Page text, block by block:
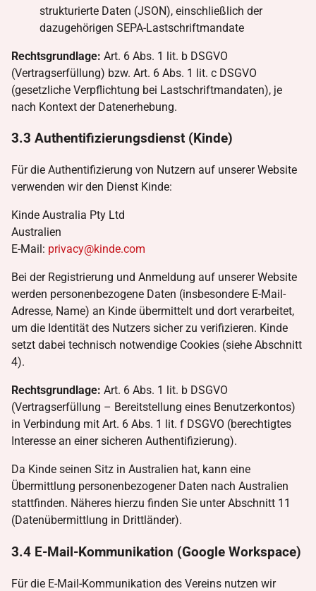
strukturierte Daten (JSON), einschließlich der
dazugehörigen SEPA-Lastschriftmandate
Rechtsgrundlage: Art. 6 Abs. 1 lit. b DSGVO
(Vertragserfüllung) bzw. Art. 6 Abs. 1 lit. c DSGVO
(gesetzliche Verpflichtung bei Lastschriftmandaten), je
nach Kontext der Datenerhebung.
3.3 Authentifizierungsdienst (Kinde)
Für die Authentifizierung von Nutzern auf unserer Website
verwenden wir den Dienst Kinde:
Kinde Australia Pty Ltd
Australien
E-Mail: privacy@kinde.com
Bei der Registrierung und Anmeldung auf unserer Website
werden personenbezogene Daten (insbesondere E-Mail-
Adresse, Name) an Kinde übermittelt und dort verarbeitet,
um die Identität des Nutzers sicher zu verifizieren. Kinde
setzt dabei technisch notwendige Cookies (siehe Abschnitt
4).
Rechtsgrundlage: Art. 6 Abs. 1 lit. b DSGVO
(Vertragserfüllung – Bereitstellung eines Benutzerkontos)
in Verbindung mit Art. 6 Abs. 1 lit. f DSGVO (berechtigtes
Interesse an einer sicheren Authentifizierung).
Da Kinde seinen Sitz in Australien hat, kann eine
Übermittlung personenbezogener Daten nach Australien
stattfinden. Näheres hierzu finden Sie unter Abschnitt 11
(Datenübermittlung in Drittländer).
3.4 E-Mail-Kommunikation (Google Workspace)
Für die E-Mail-Kommunikation des Vereins nutzen wir